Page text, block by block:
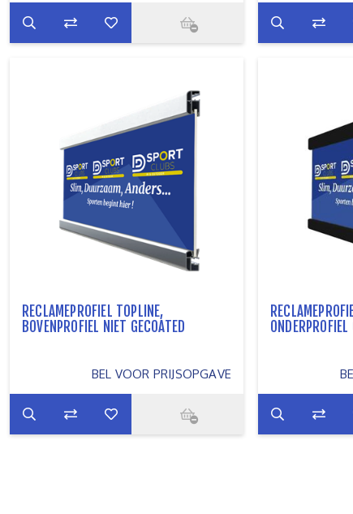
RECLAMEPROFIEL TOPLINE,
BOVENPROFIEL NIET GECOATED
BEL VOOR PRIJSOPGAVE
ONDERPROFIEL